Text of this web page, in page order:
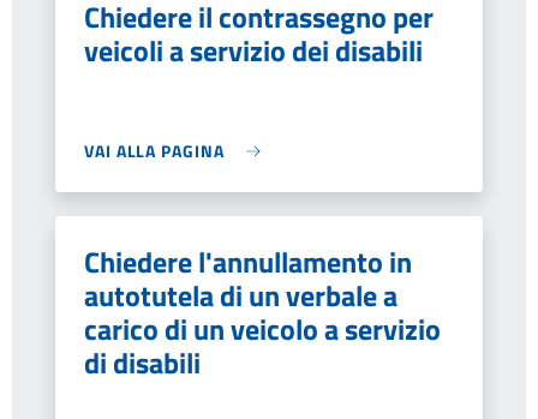
Chiedere il contrassegno per
veicoli a servizio dei disabili
VAI ALLA PAGINA
Chiedere l'annullamento in
autotutela di un verbale a
carico di un veicolo a servizio
di disabili